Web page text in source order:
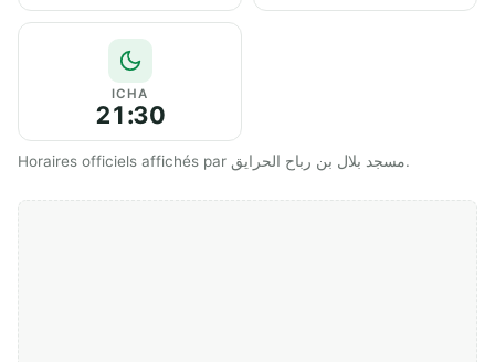
ICHA
21:30
Horaires officiels affichés par مسجد بلال بن رباح الحرايق.